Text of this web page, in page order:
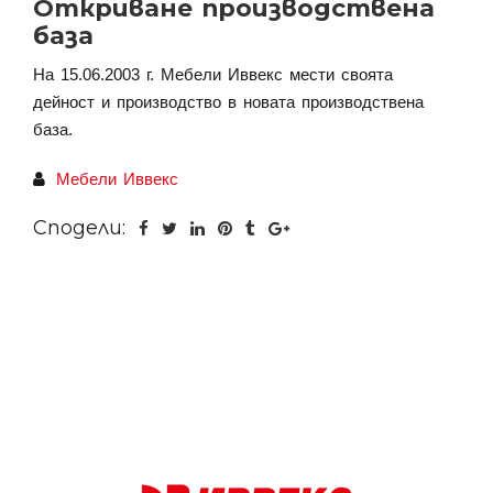
Откриване производствена
база
На 15.06.2003 г. Мебели Иввекс мести своята
дейност и производство в новата производствена
база.
Мебели Иввекс
Сподели: